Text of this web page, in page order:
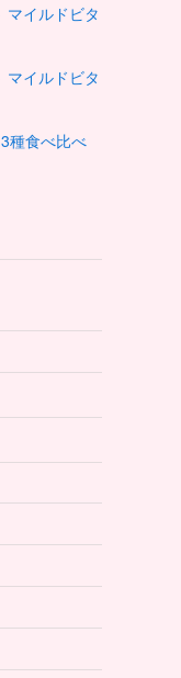
マイルドビタ
マイルドビタ
種食べ比べ